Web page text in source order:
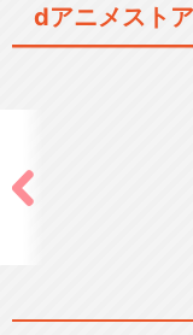
dアニメスト